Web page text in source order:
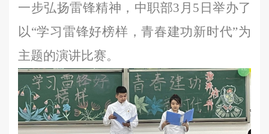
一步弘扬雷锋精神，中职部3月5日举办了
以“学习雷锋好榜样，青春建功新时代”为
主题的演讲比赛。